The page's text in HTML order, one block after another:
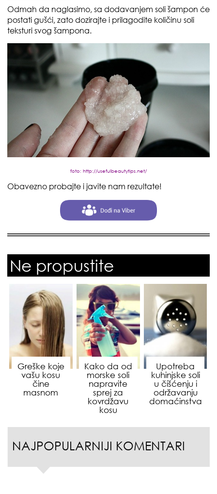
Odmah da naglasimo, sa dodavanjem soli šampon će
postati gušći, zato dozirajte i prilagodite količinu soli
teksturi svog šampona.
foto: http://usefulbeautytips.net/
Obavezno probajte i javite nam rezultate!
Ne propustite
Greške koje
vašu kosu
čine
masnom
Kako da od
morske soli
napravite
sprej za
kovrdžavu
kosu
Upotreba
kuhinjske soli
u čišćenju i
održavanju
domaćinstva
NAJPOPULARNIJI KOMENTARI